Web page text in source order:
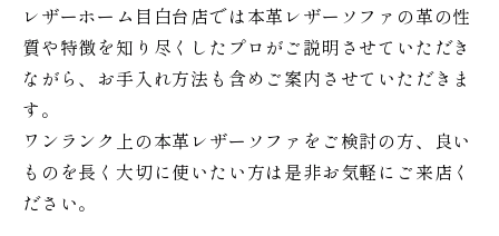
レザーホーム目白台店では本革レザーソファの革の性
質や特徴を知り尽くしたプロがご説明させていただき
ながら、お手入れ方法も含めご案内させていただきま
す。
ワンランク上の本革レザーソファをご検討の方、良い
ものを長く大切に使いたい方は是非お気軽にご来店く
ださい。